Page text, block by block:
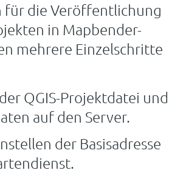
für die Veröffentlichung
in Mapbender-
mehrere Einzelschritte
QGIS-Projektdatei und
auf den Server.
der Basisadresse